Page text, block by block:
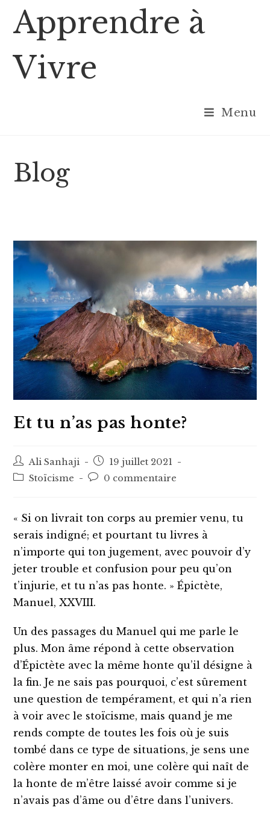
content
Apprendre à
Vivre
Menu
Blog
Et tu n’as pas honte?
Auteur/autrice
de
Ali Sanhaji
Post
published:
19 juillet 2021
PostStoïcisme
Post0 commentaire
« Si on livrait ton corps au premier venu, tu
serais indigné; et pourtant tu livres à
n’importe qui ton jugement, avec pouvoir d’y
jeter trouble et confusion pour peu qu’on
t’injurie, et tu n’as pas honte. » Épictète,
Manuel, XXVIII.
Un des passages du Manuel qui me parle le
plus. Mon âme répond à cette observation
d’Épictète avec la même honte qu’il désigne à
la fin. Je ne sais pas pourquoi, c’est sûrement
une question de tempérament, et qui n’a rien
à voir avec le stoïcisme, mais quand je me
rends compte de toutes les fois où je suis
tombé dans ce type de situations, je sens une
colère monter en moi, une colère qui naît de
la honte de m’être laissé avoir comme si je
n’avais pas d’âme ou d’être dans l’univers.